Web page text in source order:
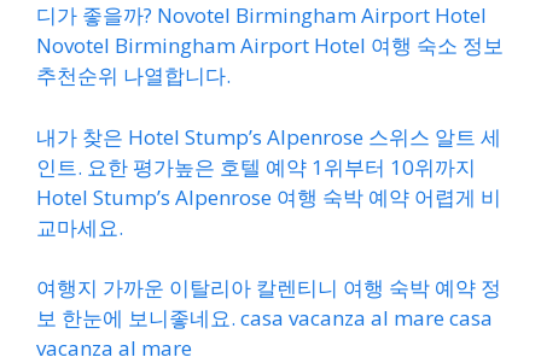
디가 좋을까? Novotel Birmingham Airport Hotel
Novotel Birmingham Airport Hotel 여행 숙소 정보
추천순위 나열합니다.
내가 찾은 Hotel Stump’s Alpenrose 스위스 알트 세
인트. 요한 평가높은 호텔 예약 1위부터 10위까지
Hotel Stump’s Alpenrose 여행 숙박 예약 어렵게 비
교마세요.
여행지 가까운 이탈리아 칼렌티니 여행 숙박 예약 정
보 한눈에 보니좋네요. casa vacanza al mare casa
vacanza al mare